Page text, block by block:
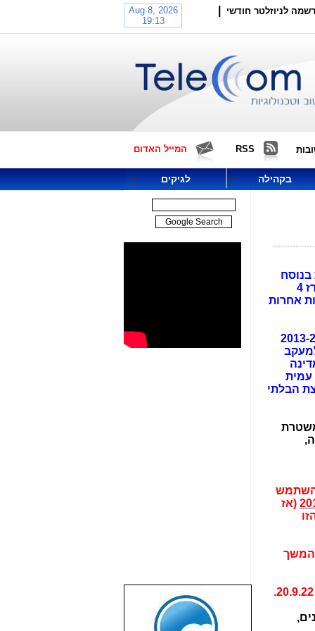
לניוזלטר חודשי
RSS המייל האדום
בקהילה לגיקים
בנוסח
המשטרה שילמה ל"מימד החמישי" בפטור ממכרז 4
אחרות
הבלתי חוקית", שנבנתה במשטרת ישראל בשנים 2013-2015
עמית
הבלתי
(אז
שבוע טוב לכל
הגולשים באשר
הם!!!